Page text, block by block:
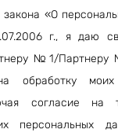
закона «О
г., я даю
№1/
обработку моих
согласие на
персональных